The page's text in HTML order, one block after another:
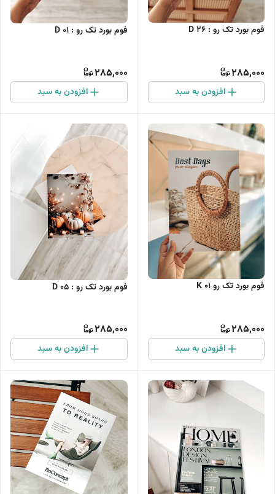
فوم بورد تک رو : D 26
285,000
افزودن به سبد
فوم بورد تک رو : D 01
285,000
افزودن به سبد
فوم بورد تک رو K 01
285,000
افزودن به سبد
فوم بورد تک رو : D 05
285,000
افزودن به سبد